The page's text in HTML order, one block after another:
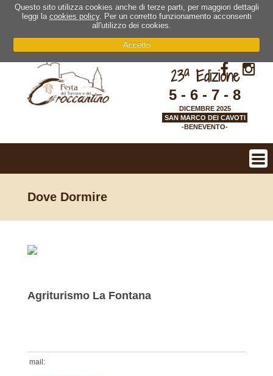
Questo sito utilizza cookies anche di terze parti, per maggiori dettagli
leggi la cookies policy. Per un corretto funzionamento acconsenti
all'utilizzo dei cookies.
Accetto
23aEdizione
5 - 6 - 7 - 8
DICEMBRE 2025
SAN MARCO DEI CAVOTI
-BENEVENTO-
Dove Dormire
Agriturismo La Fontana
mail: